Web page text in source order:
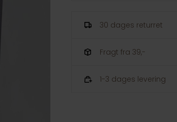
30 dages returret
Fragt fra 39,-
1-3 dages levering